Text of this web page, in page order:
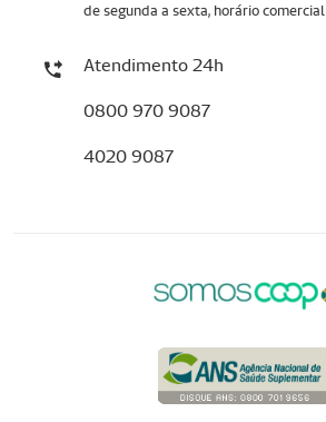
de segunda a sexta, horário comercial
Atendimento 24h
0800 970 9087
4020 9087